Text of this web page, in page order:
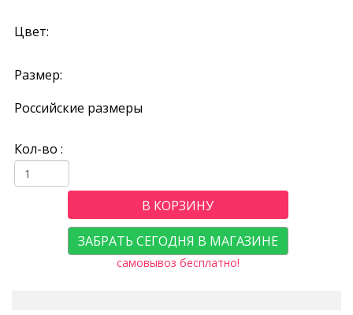
Цвет:
Размер:
Российские размеры
Кол-во :
В КОРЗИНУ
ЗАБРАТЬ СЕГОДНЯ В МАГАЗИНЕ
самовывоз бесплатно!